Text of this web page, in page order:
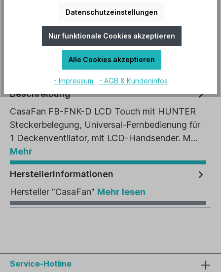
In den Warenkorb
Artikel-Nr.:85236H
4024397379637
Beschreibung
CasaFan FB-FNK-D LCD Touch mit HUNTER
Steckerbelegung, Universal-Fernbedienung für
1 Deckenventilator, mit LCD-Handsender. M…
Mehr
Herstellerinformationen
Hersteller "CasaFan" Mehr lesen
Service-Hotline
Datenschutzeinstellungen
Nur funktionale Cookies akzeptieren
Alle Cookies akzeptieren
- Impressum - AGB & Kundeninfos